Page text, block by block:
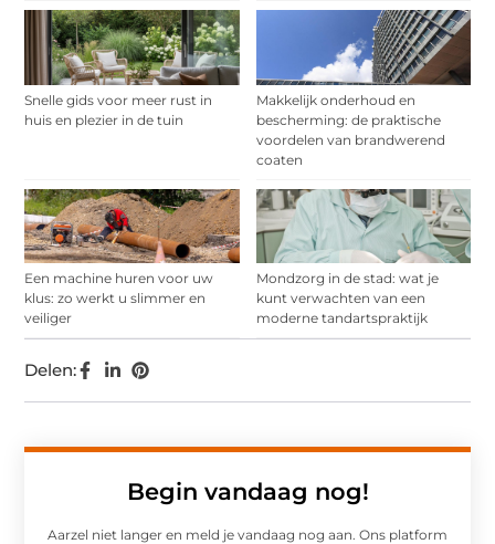
Snelle gids voor meer rust in
huis en plezier in de tuin
Makkelijk onderhoud en
bescherming: de praktische
voordelen van brandwerend
coaten
Een machine huren voor uw
klus: zo werkt u slimmer en
veiliger
Mondzorg in de stad: wat je
kunt verwachten van een
moderne tandartspraktijk
Begin vandaag nog!
Aarzel niet langer en meld je vandaag nog aan. Ons platform
Delen: